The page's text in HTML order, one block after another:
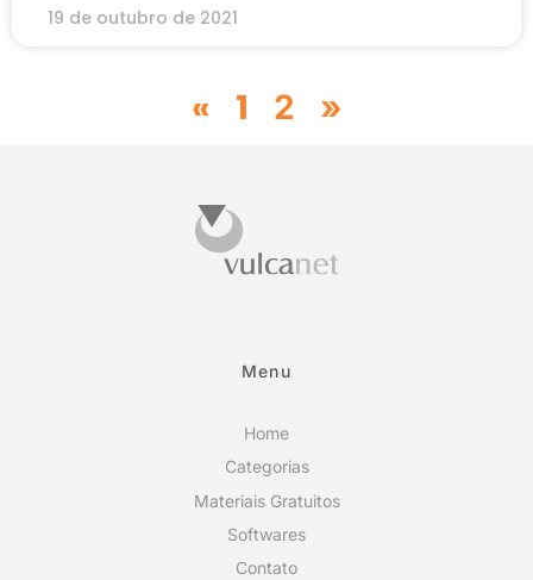
19 de outubro de 2021
« 1 2 »
Menu
Home
Categorias
Materiais Gratuitos
Softwares
Contato